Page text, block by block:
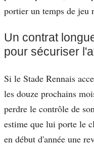
portier un temps de jeu
Un contrat
pour sécuriser
Si le Stade Rennais
les douze prochains
perdre le contrôle de
estime que lui porte le
en début d'année une